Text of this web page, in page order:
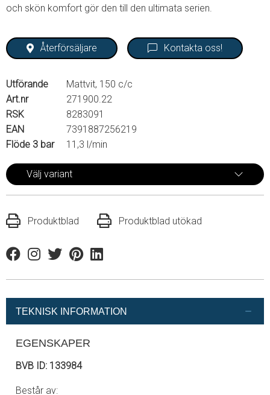
och skön komfort gör den till den ultimata serien.
Återförsäljare Kontakta oss!
Utförande
Mattvit, 150 c/c
Art.nr
271900.22
RSK
8283091
EAN
7391887256219
Flöde 3 bar
11,3 l/min
Välj variant
Produktblad Produktblad utökad
FacebookInstagram
TwitterPinterestLinkedin
TEKNISK INFORMATION
EGENSKAPER
BVB ID: 133984
Består av: